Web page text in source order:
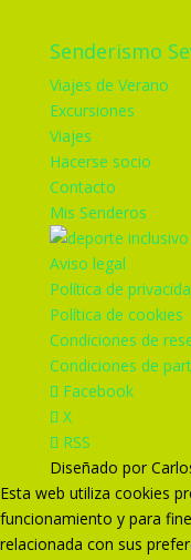
Senderismo
Viajes de Verano
Excursiones
Viajes
Hacerse socio
Contacto
Mis Senderos
Aviso legal
Política de
Política de cookies
Condiciones de
Condiciones de
Facebook
X
RSS
Diseñado por
Esta web utiliza cookies
funcionamiento y para
relacionada con sus